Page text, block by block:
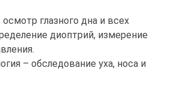
глазного дна и всех
диоптрий, измерение
– обследование уха, носа и